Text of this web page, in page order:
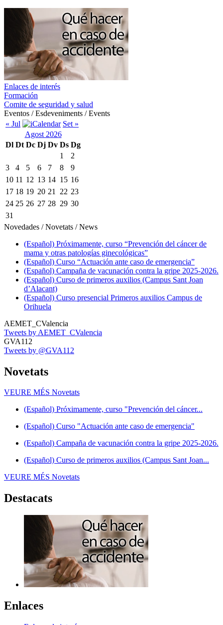
Enlaces de interés
Formación
Comite de seguridad y salud
Eventos / Esdeveniments / Events
« Jul
Set »
Agost 2026
Dl Dt Dc Dj Dv Ds Dg
1
2
3
4 5 6 7 8
9
10 11 12 13 14 15 16
17 18 19 20 21 22 23
24 25 26 27 28 29 30
31
Novedades / Novetats / News
(Español) Próximamente, curso “Prevención del cáncer de
mama y otras patologías ginecológicas”
(Español) Curso “Actuación ante caso de emergencia”
(Español) Campaña de vacunación contra la gripe 2025-2026.
(Español) Curso de primeros auxilios (Campus Sant Joan
d’Alacant)
(Español) Curso presencial Primeros auxilios Campus de
Orihuela
AEMET_CValencia
Tweets by AEMET_CValencia
GVA112
Tweets by @GVA112
Novetats
VEURE MÉS Novetats
(Español) Próximamente, curso "Prevención del cáncer...
(Español) Curso "Actuación ante caso de emergencia"
(Español) Campaña de vacunación contra la gripe 2025-2026.
(Español) Curso de primeros auxilios (Campus Sant Joan...
VEURE MÉS Novetats
Destacats
Enlaces